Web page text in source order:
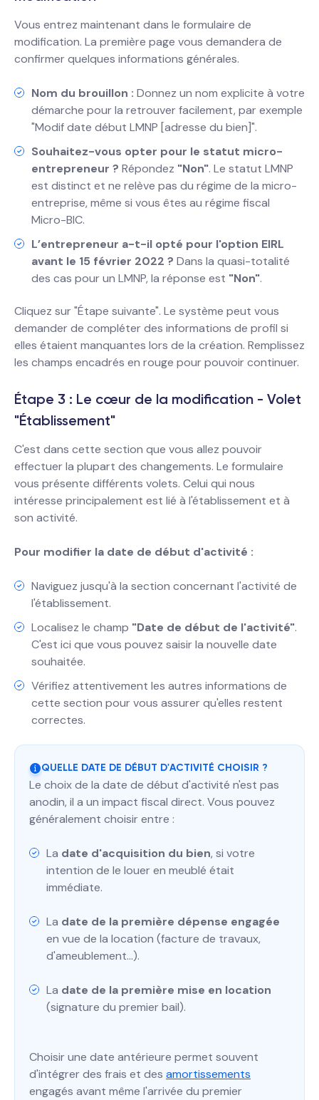
Vous entrez maintenant dans le formulaire de
modification. La première page vous demandera de
confirmer quelques informations générales.
Nom du brouillon : Donnez un nom explicite à votre
démarche pour la retrouver facilement, par exemple
"Modif date début LMNP [adresse du bien]".
Souhaitez-vous opter pour le statut micro-
entrepreneur ? Répondez "Non". Le statut LMNP
est distinct et ne relève pas du régime de la micro-
entreprise, même si vous êtes au régime fiscal
Micro-BIC.
L’entrepreneur a-t-il opté pour l'option EIRL
avant le 15 février 2022 ? Dans la quasi-totalité
des cas pour un LMNP, la réponse est "Non".
Cliquez sur "Étape suivante". Le système peut vous
demander de compléter des informations de profil si
elles étaient manquantes lors de la création. Remplissez
les champs encadrés en rouge pour pouvoir continuer.
Étape 3 : Le cœur de la modification - Volet
"Établissement"
C'est dans cette section que vous allez pouvoir
effectuer la plupart des changements. Le formulaire
vous présente différents volets. Celui qui nous
intéresse principalement est lié à l'établissement et à
son activité.
Pour modifier la date de début d'activité :
Naviguez jusqu'à la section concernant l'activité de
l'établissement.
Localisez le champ "Date de début de l'activité".
C'est ici que vous pouvez saisir la nouvelle date
souhaitée.
Vérifiez attentivement les autres informations de
cette section pour vous assurer qu'elles restent
correctes.
QUELLE DATE DE DÉBUT D'ACTIVITÉ CHOISIR ?
Le choix de la date de début d'activité n'est pas
anodin, il a un impact fiscal direct. Vous pouvez
généralement choisir entre :
La date d'acquisition du bien, si votre
intention de le louer en meublé était
immédiate.
La date de la première dépense engagée
en vue de la location (facture de travaux,
d'ameublement...).
La date de la première mise en location
(signature du premier bail).
Choisir une date antérieure permet souvent
d'intégrer des frais et des amortissements
engagés avant même l'arrivée du premier